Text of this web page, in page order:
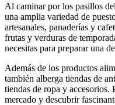
Al caminar por los pasillos
una amplia variedad de
artesanales, panaderías y
frutas y verduras de
necesitas para preparar una
Además de los productos
también alberga tiendas de
tiendas de ropa y accesorios.
mercado y descubrir